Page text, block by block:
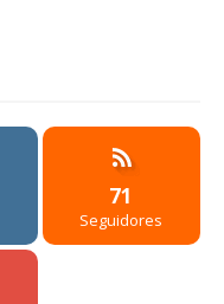
71
Seguidores